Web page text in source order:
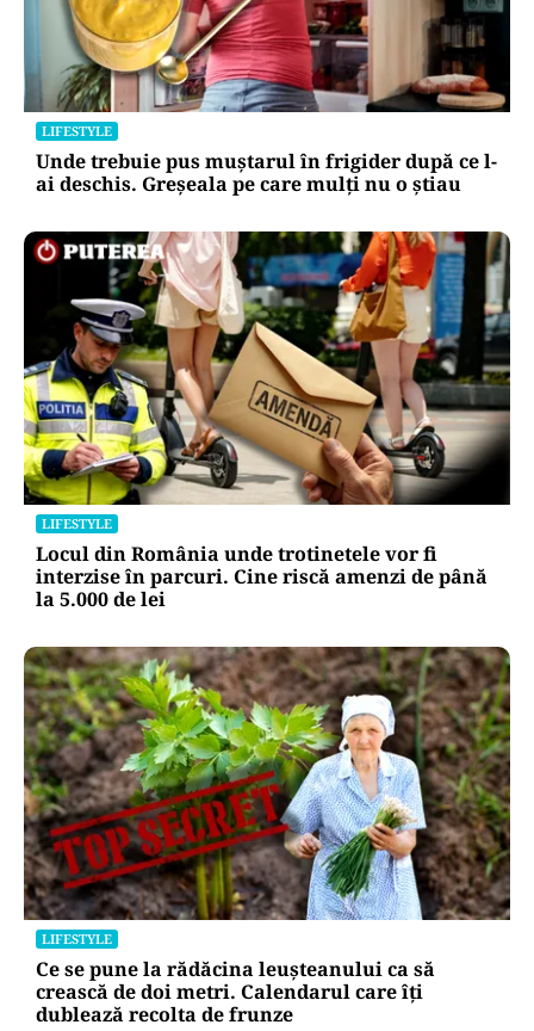
LIFESTYLE
Unde trebuie pus muștarul în frigider după ce l-
ai deschis. Greșeala pe care mulți nu o știau
LIFESTYLE
Locul din România unde trotinetele vor fi
interzise în parcuri. Cine riscă amenzi de până
la 5.000 de lei
LIFESTYLE
Ce se pune la rădăcina leușteanului ca să
crească de doi metri. Calendarul care îți
dublează recolta de frunze